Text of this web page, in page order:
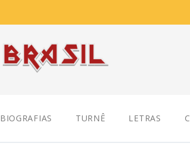
BIOGRAFIAS TURNÊ LETRAS